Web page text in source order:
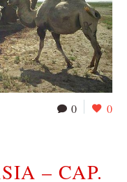
0 0
– CAP.